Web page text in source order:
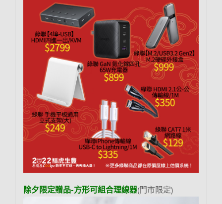
除夕限定贈品-方形可組合理線器(門市限定)